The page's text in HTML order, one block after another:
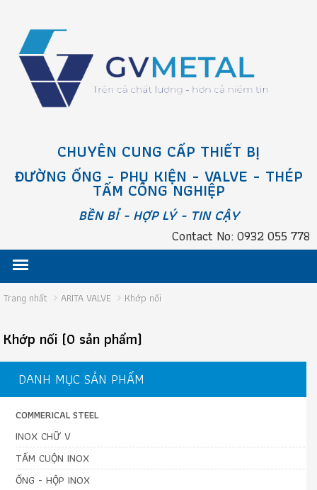
CHUYÊN CUNG CẤP THIẾT BỊ
ĐƯỜNG ỐNG - PHỤ KIỆN - VALVE - THÉP
TẤM CÔNG NGHIỆP
BỀN BỈ - HỢP LÝ - TIN CẬY
Contact No: 0932 055 778
Trang nhất ARITA VALVE Khớp nối
Khớp nối (0 sản phẩm)
DANH MỤC SẢN PHẨM
COMMERICAL STEEL
INOX CHỮ V
TẤM CUỘN INOX
ỐNG - HỘP INOX